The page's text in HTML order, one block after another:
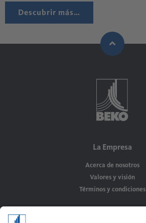
Descubrir más…
La Empresa
Acerca de nosotros
Valores y visión
Términos y condiciones